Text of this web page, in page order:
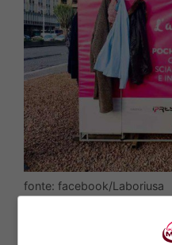
fonte: facebook/Laboriusa
Dalla loro pagina